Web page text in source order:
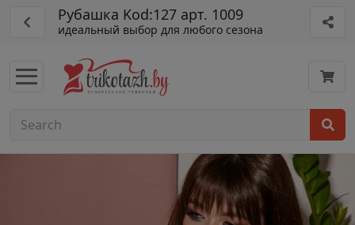
Рубашка Kod:127 арт. 1009
идеальный выбор для любого сезона